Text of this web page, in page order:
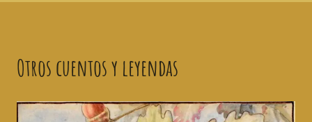
Otros cuentos y leyendas